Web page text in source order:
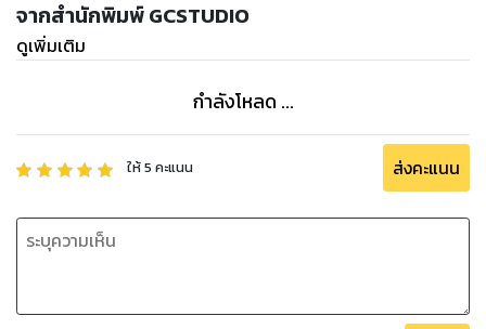
มาเรียนรู้และสนุกไปด้วยกันกับ MR.B & Honey!!
จากสำนักพิมพ์ GCSTUDIO
ดูเพิ่มเติม
กำลังโหลด ...
ให้5 คะแนน ส่งคะแนน